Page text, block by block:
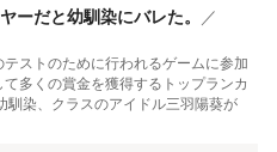
ーだと幼馴染にバレた。 ／
ストのために行われるゲームに参加
多くの賞金を獲得するトップランカ
馴染、クラスのアイドル三羽陽葵が